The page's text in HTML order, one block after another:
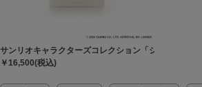
サンリオキャラクターズコレクション「シナモロー
￥16,500(税込)